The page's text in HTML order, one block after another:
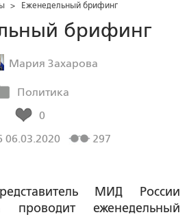
> Еженедельный брифинг
брифинг
Мария Захарова
Политика
0
06.03.2020
297
МИД России
проводит еженедельный